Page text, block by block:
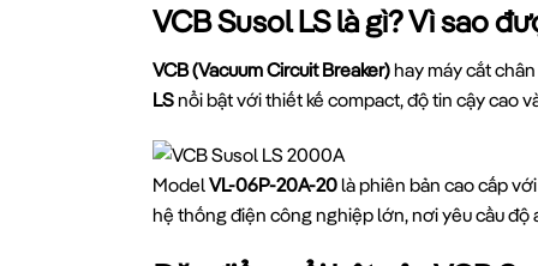
VCB Susol LS là gì? Vì sao
VCB (Vacuum Circuit Breaker)hay máy cắt
LSnổi bật với thiết kế compact, độ tin cậy cao
ModelVL-06P-20A-20 là phiên bản cao cấp
hệ thống điện công nghiệp lớn, nơi yêu cầu độ